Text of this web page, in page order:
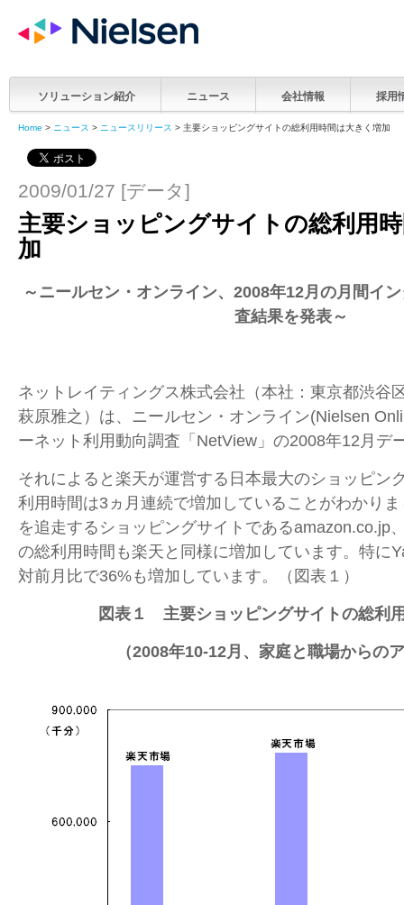
ソリューション紹介 ニュース 会社情報 採用
Home > ニュース > ニュースリリース > 主要ショッピングサイトの総利用時間は大きく増加
2009/01/27 [データ]
主要ショッピングサイトの総利用
加
～ニールセン・オンライン、2008年12月 の月間イ
査結果を発表～
ネットレイティングス株式会社（本社：東京都渋谷
萩原雅之）は、ニールセン・オンライン(Nielsen
ーネット利用動向調査「NetView」の2008年12月デ
それによると楽天が運営する日本最大のショッピン
利用時間は3ヵ月連続で増加していることがわかり
を追走するショッピングサイトであるamazon.co.jp
の総利用時間も楽天と同様に増加しています。特に
対前月比で36%も増加しています。（図表１）
図表１ 主要ショッピングサイトの総利
（2008年10-12月、家庭と職場からの